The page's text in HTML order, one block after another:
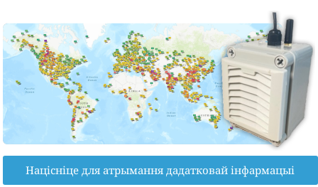
Націсніце для атрымання дадатковай інфармацыі